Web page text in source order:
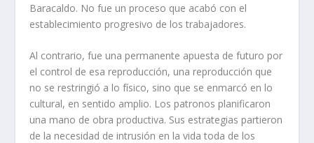
Baracaldo. No fue un proceso que acabó con el
establecimiento progresivo de los trabajadores.
Al contrario, fue una permanente apuesta de futuro por
el control de esa reproducción, una reproducción que
no se restringió a lo fí­sico, sino que se enmarcó en lo
cultural, en sentido amplio. Los patronos planificaron
una mano de obra productiva. Sus estrategias partieron
de la necesidad de intrusión en la vida toda de los